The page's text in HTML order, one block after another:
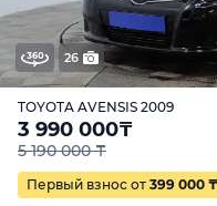
26
TOYOTA AVENSIS 2009
3 990 000₸
5 190 000 ₸
Первый взнос от 399 000 ₸